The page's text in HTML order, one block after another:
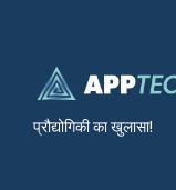
प्रौद्योगिकी का खुलासा!